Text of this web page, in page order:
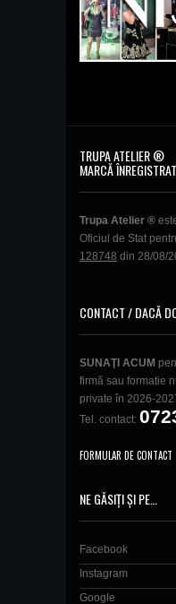
TRUPA ATELIER ®
MARCĂ
Trupa Atelier ®
Oficiul de Stat
128748 din 28/08/
CONTACT / DACĂ
SUNAŢI ACUM
firmă sau formatie
private în 2026-
Tel. contact:
FORMULAR DE CONTACT
NE GĂSIȚI ȘI PE…
Facebook
Instagram
Google